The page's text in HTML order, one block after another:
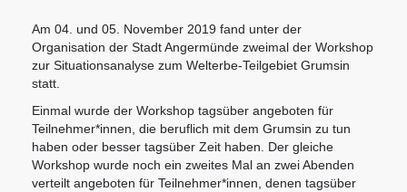
Am 04. und 05. November 2019 fand unter der
Organisation der Stadt Angermünde zweimal der Workshop
zur Situationsanalyse zum Welterbe-Teilgebiet Grumsin
statt.
Einmal wurde der Workshop tagsüber angeboten für
Teilnehmer*innen, die beruflich mit dem Grumsin zu tun
haben oder besser tagsüber Zeit haben. Der gleiche
Workshop wurde noch ein zweites Mal an zwei Abenden
verteilt angeboten für Teilnehmer*innen, denen tagsüber